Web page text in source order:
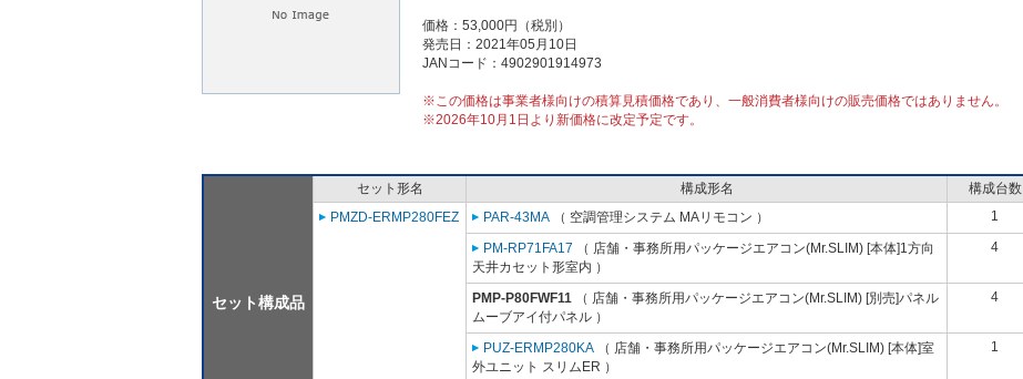
価格：53,000円（税別）
発売日：2021年05月10日
JANコード：4902901914973
※この価格は事業者様向けの積算見積価格であり、一般消費者様向けの販売価格ではありません。
※2026年10月1日より新価格に改定予定です。
セット構成品
セット形名 構成形名
構成台数
PMZD-ERMP280FEZ
PAR-43MA （ 空調管理システム MAリモコン ） 1
PM-RP71FA17 （ 店舗・事務所用パッケージエアコン(Mr.SLIM) [本体]1方向
天井カセット形室内 ）
4
PMP-P80FWF11 （ 店舗・事務所用パッケージエアコン(Mr.SLIM) [別売]パネル
ムーブアイ付パネル ）
4
PUZ-ERMP280KA （ 店舗・事務所用パッケージエアコン(Mr.SLIM) [本体]室
外ユニット スリムER ）
1